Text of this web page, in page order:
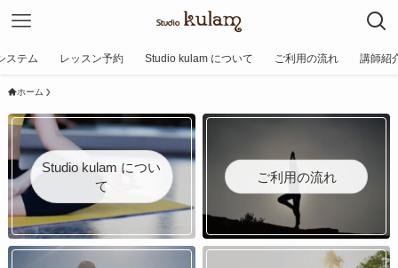
ステム レッスン予約 Studio kulam について ご利用の流れ 講師紹
ホーム
Studio kulam につい
て
ご利用の流れ